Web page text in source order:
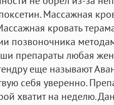
Массажная
кровать
позвоночника
препараты любая
еще называют
себя уверенно.
хватит на неделю.